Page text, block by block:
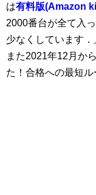
は有料版(Amazon
2000番台が全て入
少なくしています．
また2021年12月から
た！合格への最短ル